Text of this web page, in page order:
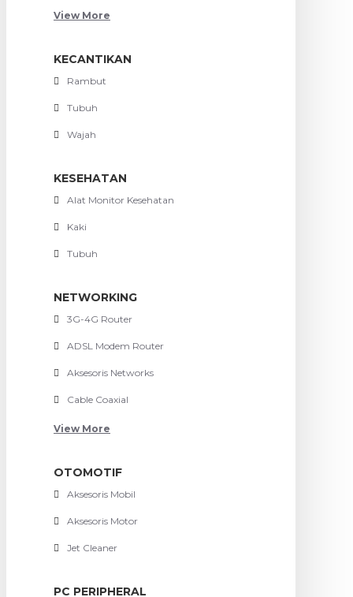
View More
KECANTIKAN
Rambut
Tubuh
Wajah
KESEHATAN
Alat Monitor Kesehatan
Kaki
Tubuh
NETWORKING
3G-4G Router
ADSL Modem Router
Aksesoris Networks
Cable Coaxial
View More
OTOMOTIF
Aksesoris Mobil
Aksesoris Motor
Jet Cleaner
PC PERIPHERAL